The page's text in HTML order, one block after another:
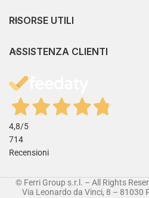
RISORSE UTILI
ASSISTENZA CLIENTI
4,8/5
714
Recensioni
© Ferri Group s.r.l. – All Rights
Via Leonardo da Vinci, 8 – 81030